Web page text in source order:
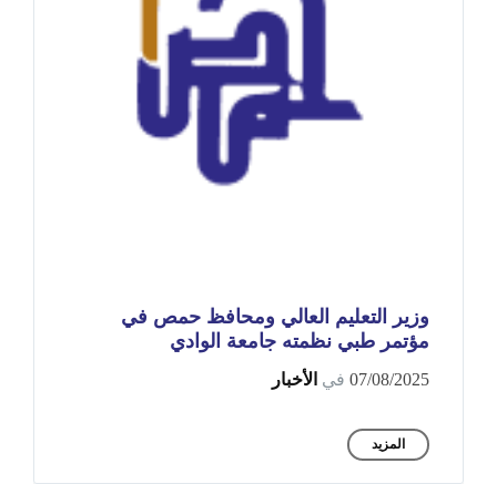
وزير التعليم العالي ومحافظ حمص في
مؤتمر طبي نظمته جامعة الوادي
07/08/2025 في الأخبار
المزيد